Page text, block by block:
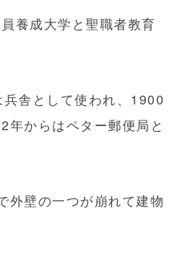
養成大学と聖職者教育
舎として使われ、1900
年からはペター郵便局と
外壁の一つが崩れて建物